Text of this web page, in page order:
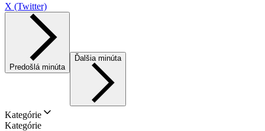
X (Twitter)
Predošlá minúta
Ďalšia minúta
Kategórie
Kategórie